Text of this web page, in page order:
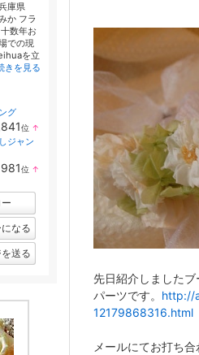
先日紹介しました
パーツです。 http://
12179868316.html
メールにてお打ち
庫県
か フラ
数年お
での現
を立
きを見る
グ
位 ↑
ジャン
981位 ↑
なる
送る